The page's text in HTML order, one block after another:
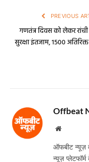
PREVIOUS
गणतंत्र दिवस को लेकर
सुरक्षा इंतजाम, 1500
Offbeat
Website
ऑफबीट न्यूज़
न्यूज़